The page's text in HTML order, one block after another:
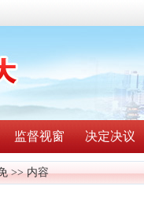
监督视窗 决定决议
>> 内容